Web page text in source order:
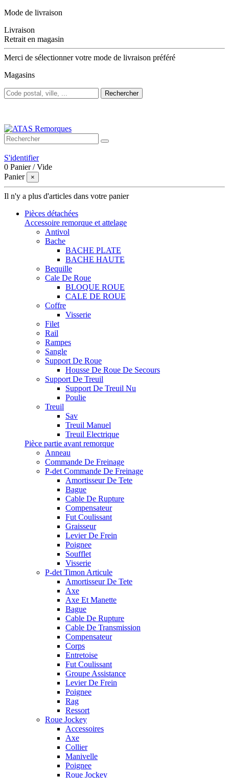
Mode de livraison
Livraison
Retrait en magasin
Merci de sélectionner votre mode de livraison préféré
Magasins
Rechercher
S'identifier
0 Panier /Vide
Panier
×
Il n'y a plus d'articles dans votre panier
Pièces détachées
Accessoire remorque et attelage
Antivol
Bache
BACHE PLATE
BACHE HAUTE
Bequille
Cale De Roue
BLOQUE ROUE
CALE DE ROUE
Coffre
Visserie
Filet
Rail
Rampes
Sangle
Support De Roue
Housse De Roue De Secours
Support De Treuil
Support De Treuil Nu
Poulie
Treuil
Sav
Treuil Manuel
Treuil Electrique
Pièce partie avant remorque
Anneau
Commande De Freinage
P-det Commande De Freinage
Amortisseur De Tete
Bague
Cable De Rupture
Compensateur
Fut Coulissant
Graisseur
Levier De Frein
Poignee
Soufflet
Visserie
P-det Timon Articule
Amortisseur De Tete
Axe
Axe Et Manette
Bague
Cable De Rupture
Cable De Transmission
Compensateur
Corps
Entretoise
Fut Coulissant
Groupe Assistance
Levier De Frein
Poignee
Rag
Ressort
Roue Jockey
Accessoires
Axe
Collier
Manivelle
Poignee
Roue Jockey